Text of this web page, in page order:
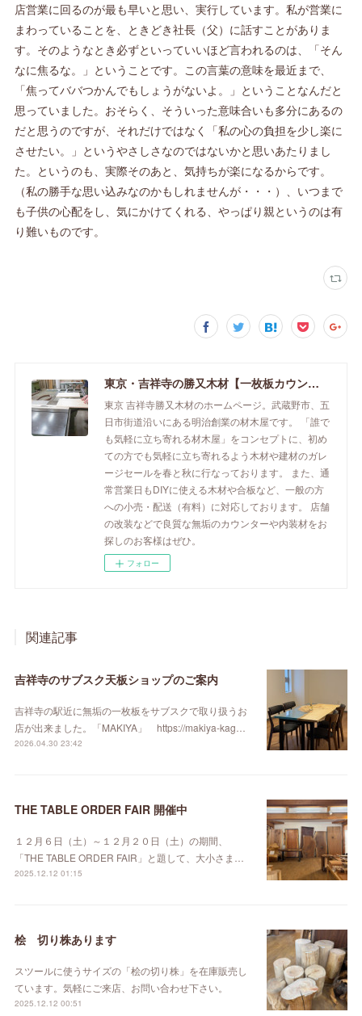
店営業に回るのが最も早いと思い、実行しています。私が営業に
まわっていることを、ときどき社長（父）に話すことがありま
す。そのようなとき必ずといっていいほど言われるのは、「そん
なに焦るな。」ということです。この言葉の意味を最近まで、
「焦ってババつかんでもしょうがないよ。」ということなんだと
思っていました。おそらく、そういった意味合いも多分にあるの
だと思うのですが、それだけではなく「私の心の負担を少し楽に
させたい。」というやさしさなのではないかと思いあたりまし
た。というのも、実際そのあと、気持ちが楽になるからです。
（私の勝手な思い込みなのかもしれませんが・・・）、いつまで
も子供の心配をし、気にかけてくれる、やっぱり親というのは有
り難いものです。
東京・吉祥寺の勝又木材【一枚板カウンター】
東京 吉祥寺勝又木材のホームページ。武蔵野市、五
日市街道沿いにある明治創業の材木屋です。 「誰で
も気軽に立ち寄れる材木屋」をコンセプトに、初め
ての方でも気軽に立ち寄れるよう木材や建材のガレ
ージセールを春と秋に行なっております。 また、通
常営業日もDIYに使える木材や合板など、一般の方
への小売・配送（有料）に対応しております。 店舗
の改装などで良質な無垢のカウンターや内装材をお
探しのお客様はぜひ。
フォロー
関連記事
吉祥寺のサブスク天板ショップのご案内
吉祥寺の駅近に無垢の一枚板をサブスクで取り扱うお
店が出来ました。「MAKIYA」 https://makiya-kag…
2026.04.30 23:42
THE TABLE ORDER FAIR 開催中
１２月６日（土）～１２月２０日（土）の期間、
「THE TABLE ORDER FAIR」と題して、大小さま…
2025.12.12 01:15
桧 切り株あります
スツールに使うサイズの「桧の切り株」を在庫販売し
ています。気軽にご来店、お問い合わせ下さい。
2025.12.12 00:51